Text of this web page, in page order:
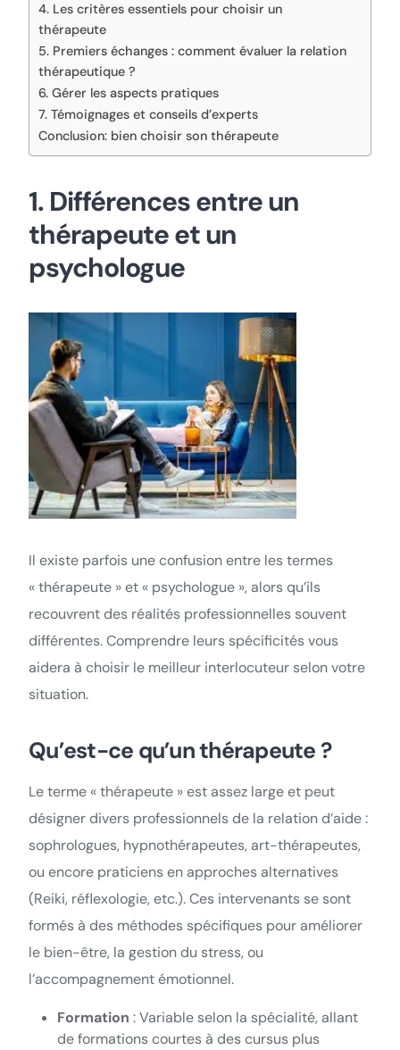
4. Les critères essentiels pour choisir un
thérapeute
5. Premiers échanges : comment évaluer la relation
thérapeutique ?
6. Gérer les aspects pratiques
7. Témoignages et conseils d’experts
Conclusion: bien choisir son thérapeute
1. Différences entre un
thérapeute et un
psychologue
Il existe parfois une confusion entre les termes
« thérapeute » et « psychologue », alors qu’ils
recouvrent des réalités professionnelles souvent
différentes. Comprendre leurs spécificités vous
aidera à choisir le meilleur interlocuteur selon votre
situation.
Qu’est-ce qu’un thérapeute ?
Le terme « thérapeute » est assez large et peut
désigner divers professionnels de la relation d’aide :
sophrologues, hypnothérapeutes, art-thérapeutes,
ou encore praticiens en approches alternatives
(Reiki, réflexologie, etc.). Ces intervenants se sont
formés à des méthodes spécifiques pour améliorer
le bien-être, la gestion du stress, ou
l’accompagnement émotionnel.
Formation : Variable selon la spécialité, allant
de formations courtes à des cursus plus